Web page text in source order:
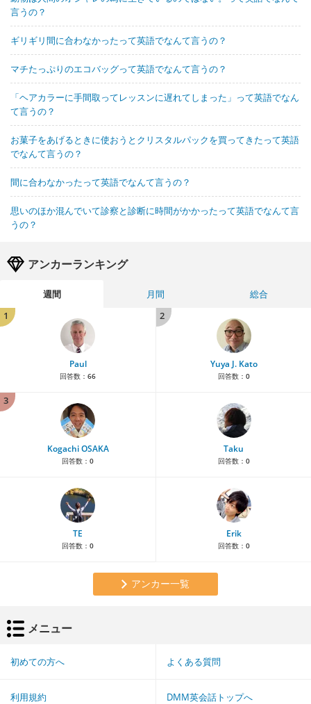
言うの？
ギリギリ間に合わなかったって英語でなんて言うの？
マチたっぷりのエコバッグって英語でなんて言うの？
「ヘアカラーに手間取ってレッスンに遅れてしまった」って英語でなん
て言うの？
お菓子をあげるときに使おうとクリスタルパックを買ってきたって英語
でなんて言うの？
間に合わなかったって英語でなんて言うの？
思いのほか混んでいて診察と診断に時間がかかったって英語でなんて言
うの？
アンカーランキング
週間 月間
総合
1
Paul
回答数： 66
2
Yuya J. Kato
回答数： 0
3
Kogachi OSAKA
回答数： 0
Taku
回答数： 0
TE
回答数： 0
Erik
回答数： 0
アンカー一覧
メニュー
初めての方へ よくある質問
利用規約 DMM英会話トップへ